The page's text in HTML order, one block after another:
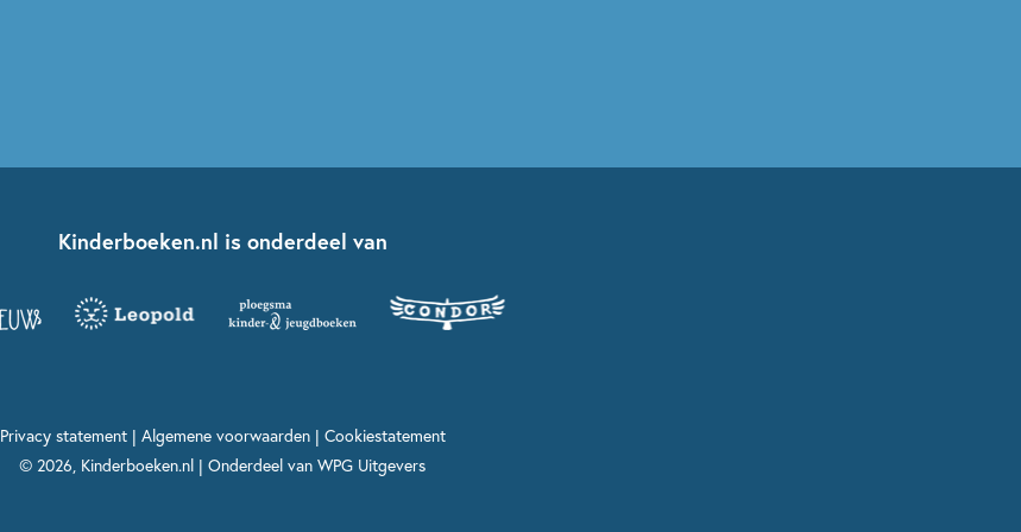
Kinderboeken.nl is onderdeel van
Privacy statement| Algemene voorwaarden| Cookiestatement
© 2026, Kinderboeken.nl | Onderdeel van WPG Uitgevers